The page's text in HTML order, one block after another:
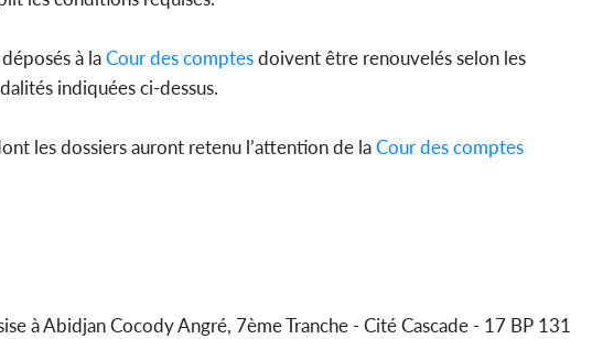
à laCour des comptesdoivent être renouvelés selon les
indiquées ci-dessus.
les dossiers auront retenu l’attention de laCour des comptes
à Abidjan Cocody Angré, 7ème Tranche - Cité Cascade - 17 BP 131